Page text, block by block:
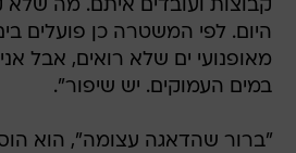
קבוצות ועובדים איתם. מה
היום. לפי המשטרה כן פועלים
מאופנועי ים שלא רואים, אבל
במים העמוקים. יש שיפור".
"ברור שהדאגה עצומה", הוא